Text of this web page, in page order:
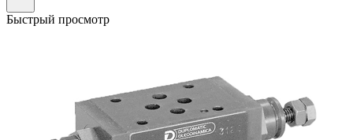
Быстрый просмотр